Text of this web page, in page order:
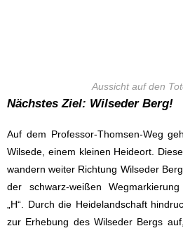
Aussicht auf den
Nächstes Ziel: Wilseder Berg!
Auf dem Professor-Thomsen-Weg
Wilsede, einem kleinen Heideort.
wandern weiter Richtung Wilseder
der schwarz-weißen Wegmarkierung
„H“. Durch die Heidelandschaft
zur Erhebung des Wilseder Bergs